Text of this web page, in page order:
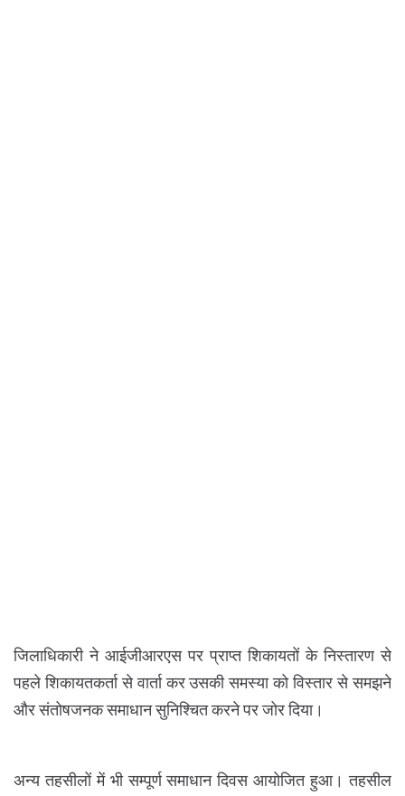
जिलाधिकारी ने आईजीआरएस पर प्राप्त शिकायतों के निस्तारण से
पहले शिकायतकर्ता से वार्ता कर उसकी समस्या को विस्तार से समझने
और संतोषजनक समाधान सुनिश्चित करने पर जोर दिया।
अन्य तहसीलों में भी सम्पूर्ण समाधान दिवस आयोजित हुआ। तहसील